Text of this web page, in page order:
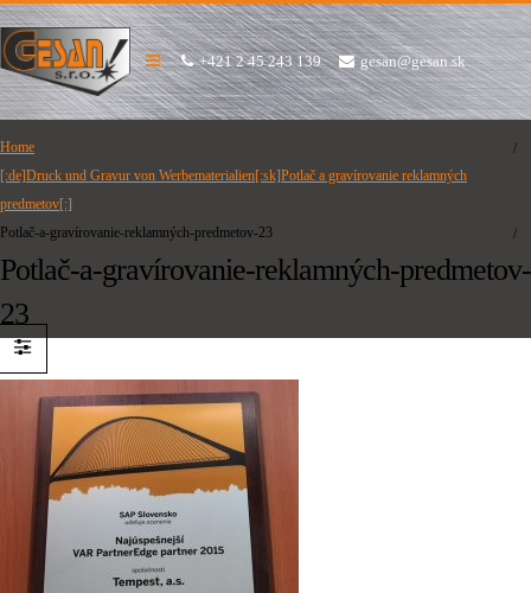
+421 2 45 243 139 gesan@gesan.sk
Home
[:de]Druck und Gravur von Werbematerialien[:sk]Potlač a gravírovanie reklamných
predmetov[:]
Potlač-a-gravírovanie-reklamných-predmetov-23
Potlač-a-gravírovanie-reklamných-predmetov-
23